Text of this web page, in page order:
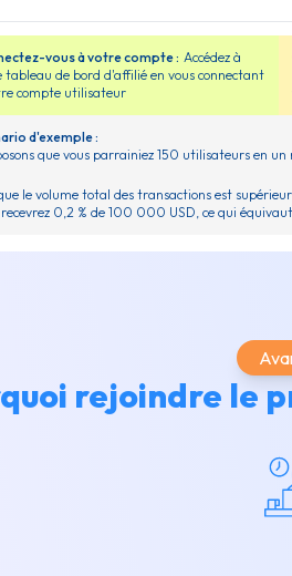
vous à votre compte : Accédez à
tableau de bord d'affilié en vous connectant
compte utilisateur
d'exemple :
que vous parrainiez 150 utilisateurs en
le volume total des transactions est
recevrez 0,2 % de 100 000 USD, ce qui
rejoindre le